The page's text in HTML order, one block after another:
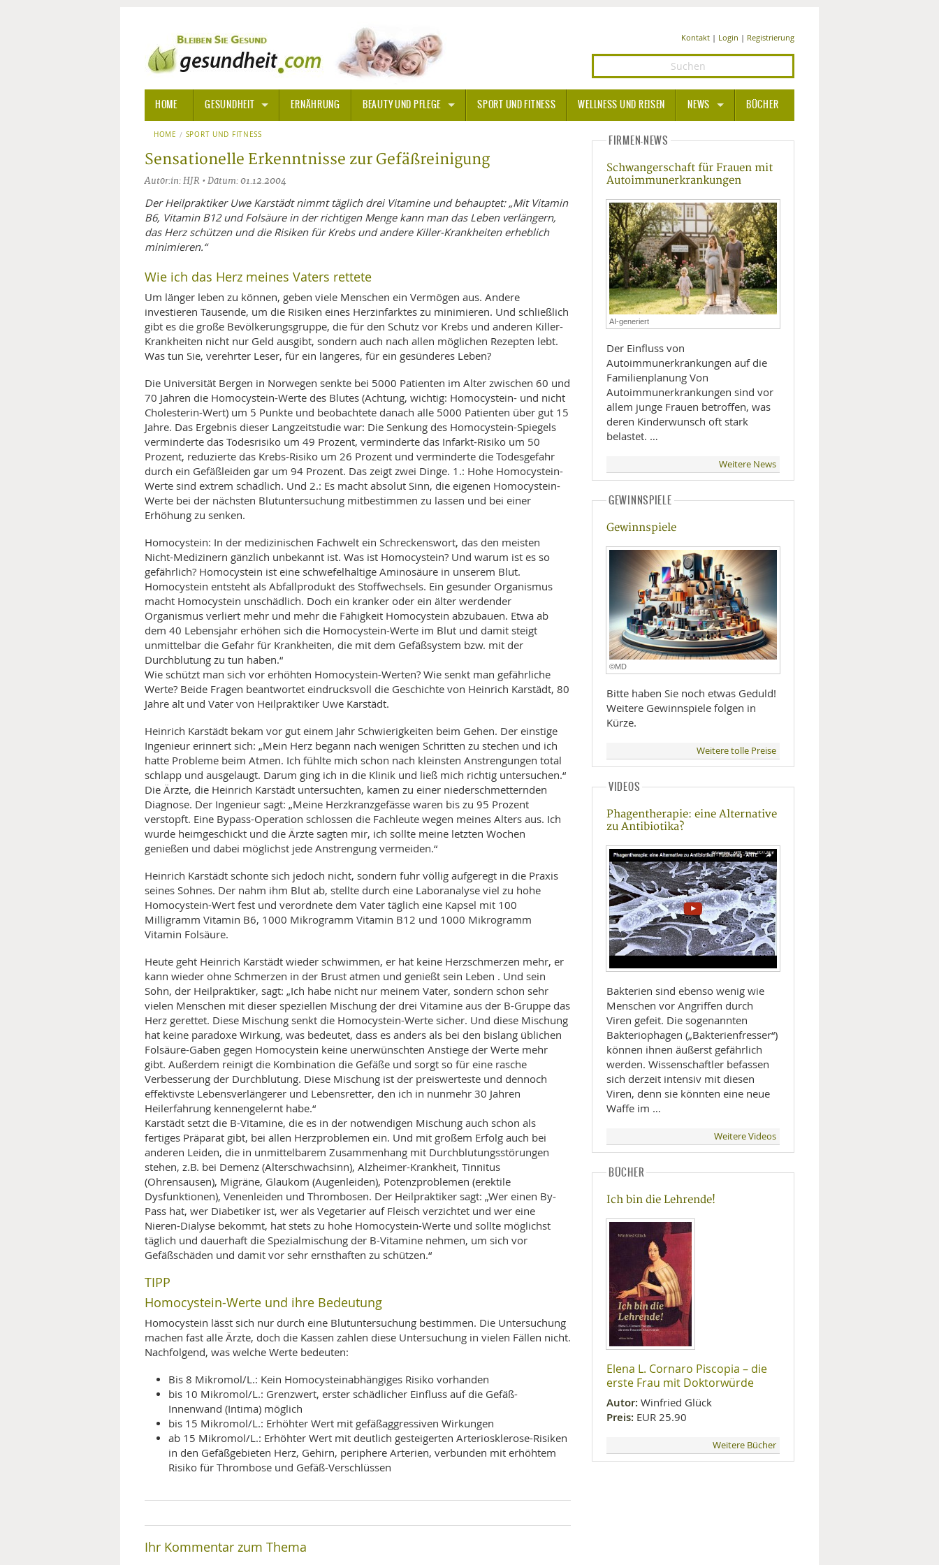
Kontakt| Login | Registrierung
HOME GESUNDHEIT
ALLGEMEINE INFORMATIONEN
ALTERNATIVE HEILWEISENAROMA THERAPIE
BACHBLÜTEN
EDELSTEINE - HEILSTEINE
KALIFORNISCHE BLÜTEN
NATURHEILKUNDE
ALTERNATIVE MEDIZIN
ARZNEI- UND HEILMITTEL
KRANKHEITEN VON A-ZANGST
MEDIZINISCHE FACHBEGRIFFE
PRÄVENTION UND ALTER
SYMPTOME UND DIAGNOSE
VITAMINE UND MINERALSTOFFE
WISSENSCHAFT UND FORSCHUNG
ERNÄHRUNG BEAUTY UND PFLEGE SPORT UND FITNESS WELLNESS UND REISEN NEWS
MEDIZIN UND PHARMA
ERNÄHRUNG
BEAUTY UND PFLEGE
SPORT UND FITNESS
WELLNESS UND REISEN
LIFESTYLE
MOBILITÄT
BÜCHER
HOME SPORT UND FITNESS
Sensationelle Erkenntnisse zur Gefäßreinigung
Autor:in: HJR • Datum: 01.12.2004
Der Heilpraktiker Uwe Karstädt nimmt täglich drei Vitamine und behauptet: „Mit Vitamin
B6, Vitamin B12 und Folsäure in der richtigen Menge kann man das Leben verlängern,
das Herz schützen und die Risiken für Krebs und andere Killer-Krankheiten erheblich
minimieren.“
Wie ich das Herz meines Vaters rettete
Um länger leben zu können, geben viele Menschen ein Vermögen aus. Andere
investieren Tausende, um die Risiken eines Herzinfarktes zu minimieren. Und schließlich
gibt es die große Bevölkerungsgruppe, die für den Schutz vor Krebs und anderen Killer-
Krankheiten nicht nur Geld ausgibt, sondern auch nach allen möglichen Rezepten lebt.
Was tun Sie, verehrter Leser, für ein längeres, für ein gesünderes Leben?
Die Universität Bergen in Norwegen senkte bei 5000 Patienten im Alter zwischen 60 und
70 Jahren die Homocystein-Werte des Blutes (Achtung, wichtig: Homocystein- und nicht
Cholesterin-Wert) um 5 Punkte und beobachtete danach alle 5000 Patienten über gut 15
Jahre. Das Ergebnis dieser Langzeitstudie war: Die Senkung des Homocystein-Spiegels
verminderte das Todesrisiko um 49 Prozent, verminderte das Infarkt-Risiko um 50
Prozent, reduzierte das Krebs-Risiko um 26 Prozent und verminderte die Todesgefahr
durch ein Gefäßleiden gar um 94 Prozent. Das zeigt zwei Dinge. 1.: Hohe Homocystein-
Werte sind extrem schädlich. Und 2.: Es macht absolut Sinn, die eigenen Homocystein-
Werte bei der nächsten Blutuntersuchung mitbestimmen zu lassen und bei einer
Erhöhung zu senken.
Homocystein: In der medizinischen Fachwelt ein Schreckenswort, das den meisten
Nicht-Medizinern gänzlich unbekannt ist. Was ist Homocystein? Und warum ist es so
gefährlich? Homocystein ist eine schwefelhaltige Aminosäure in unserem Blut.
Homocystein entsteht als Abfallprodukt des Stoffwechsels. Ein gesunder Organismus
macht Homocystein unschädlich. Doch ein kranker oder ein älter werdender
Organismus verliert mehr und mehr die Fähigkeit Homocystein abzubauen. Etwa ab
dem 40 Lebensjahr erhöhen sich die Homocystein-Werte im Blut und damit steigt
unmittelbar die Gefahr für Krankheiten, die mit dem Gefäßsystem bzw. mit der
Durchblutung zu tun haben.“
Wie schützt man sich vor erhöhten Homocystein-Werten? Wie senkt man gefährliche
Werte? Beide Fragen beantwortet eindrucksvoll die Geschichte von Heinrich Karstädt, 80
Jahre alt und Vater von Heilpraktiker Uwe Karstädt.
Heinrich Karstädt bekam vor gut einem Jahr Schwierigkeiten beim Gehen. Der einstige
Ingenieur erinnert sich: „Mein Herz begann nach wenigen Schritten zu stechen und ich
hatte Probleme beim Atmen. Ich fühlte mich schon nach kleinsten Anstrengungen total
schlapp und ausgelaugt. Darum ging ich in die Klinik und ließ mich richtig untersuchen.“
Die Ärzte, die Heinrich Karstädt untersuchten, kamen zu einer niederschmetternden
Diagnose. Der Ingenieur sagt: „Meine Herzkranzgefässe waren bis zu 95 Prozent
verstopft. Eine Bypass-Operation schlossen die Fachleute wegen meines Alters aus. Ich
wurde heimgeschickt und die Ärzte sagten mir, ich sollte meine letzten Wochen
genießen und dabei möglichst jede Anstrengung vermeiden.“
Heinrich Karstädt schonte sich jedoch nicht, sondern fuhr völlig aufgeregt in die Praxis
seines Sohnes. Der nahm ihm Blut ab, stellte durch eine Laboranalyse viel zu hohe
Homocystein-Wert fest und verordnete dem Vater täglich eine Kapsel mit 100
Milligramm Vitamin B6, 1000 Mikrogramm Vitamin B12 und 1000 Mikrogramm
Vitamin Folsäure.
Heute geht Heinrich Karstädt wieder schwimmen, er hat keine Herzschmerzen mehr, er
kann wieder ohne Schmerzen in der Brust atmen und genießt sein Leben . Und sein
Sohn, der Heilpraktiker, sagt: „Ich habe nicht nur meinem Vater, sondern schon sehr
vielen Menschen mit dieser speziellen Mischung der drei Vitamine aus der B-Gruppe das
Herz gerettet. Diese Mischung senkt die Homocystein-Werte sicher. Und diese Mischung
hat keine paradoxe Wirkung, was bedeutet, dass es anders als bei den bislang üblichen
Folsäure-Gaben gegen Homocystein keine unerwünschten Anstiege der Werte mehr
gibt. Außerdem reinigt die Kombination die Gefäße und sorgt so für eine rasche
Verbesserung der Durchblutung. Diese Mischung ist der preiswerteste und dennoch
effektivste Lebensverlängerer und Lebensretter, den ich in nunmehr 30 Jahren
Heilerfahrung kennengelernt habe.“
Karstädt setzt die B-Vitamine, die es in der notwendigen Mischung auch schon als
fertiges Präparat gibt, bei allen Herzproblemen ein. Und mit großem Erfolg auch bei
anderen Leiden, die in unmittelbarem Zusammenhang mit Durchblutungsstörungen
stehen, z.B. bei Demenz (Alterschwachsinn), Alzheimer-Krankheit, Tinnitus
(Ohrensausen), Migräne, Glaukom (Augenleiden), Potenzproblemen (erektile
Dysfunktionen), Venenleiden und Thrombosen. Der Heilpraktiker sagt: „Wer einen By-
Pass hat, wer Diabetiker ist, wer als Vegetarier auf Fleisch verzichtet und wer eine
Nieren-Dialyse bekommt, hat stets zu hohe Homocystein-Werte und sollte möglichst
täglich und dauerhaft die Spezialmischung der B-Vitamine nehmen, um sich vor
Gefäßschäden und damit vor sehr ernsthaften zu schützen.“
TIPP
Homocystein-Werte und ihre Bedeutung
Homocystein lässt sich nur durch eine Blutuntersuchung bestimmen. Die Untersuchung
machen fast alle Ärzte, doch die Kassen zahlen diese Untersuchung in vielen Fällen nicht.
Nachfolgend, was welche Werte bedeuten:
Bis 8 Mikromol/L.: Kein Homocysteinabhängiges Risiko vorhanden
bis 10 Mikromol/L.: Grenzwert, erster schädlicher Einfluss auf die Gefäß-
Innenwand (Intima) möglich
bis 15 Mikromol/L.: Erhöhter Wert mit gefäßaggressiven Wirkungen
ab 15 Mikromol/L.: Erhöhter Wert mit deutlich gesteigerten Arteriosklerose-Risiken
in den Gefäßgebieten Herz, Gehirn, periphere Arterien, verbunden mit erhöhtem
Risiko für Thrombose und Gefäß-Verschlüssen
Ihr Kommentar zum Thema
FIRMEN-NEWS
Schwangerschaft für Frauen mit
Autoimmunerkrankungen
AI-generiert
Der Einfluss von
Autoimmunerkrankungen auf die
Familienplanung Von
Autoimmunerkrankungen sind vor
allem junge Frauen betroffen, was
deren Kinderwunsch oft stark
belastet. …
Weitere News
GEWINNSPIELE
Gewinnspiele
©MD
Bitte haben Sie noch etwas Geduld!
Weitere Gewinnspiele folgen in
Kürze.
Weitere tolle Preise
VIDEOS
Phagentherapie: eine Alternative
zu Antibiotika?
Bakterien sind ebenso wenig wie
Menschen vor Angriffen durch
Viren gefeit. Die sogenannten
Bakteriophagen („Bakterienfresser“)
können ihnen äußerst gefährlich
werden. Wissenschaftler befassen
sich derzeit intensiv mit diesen
Viren, denn sie könnten eine neue
Waffe im …
Weitere Videos
BÜCHER
Ich bin die Lehrende!
Elena L. Cornaro Piscopia – die
erste Frau mit Doktorwürde
Autor: Winfried Glück
Preis: EUR 25.90
Weitere Bücher